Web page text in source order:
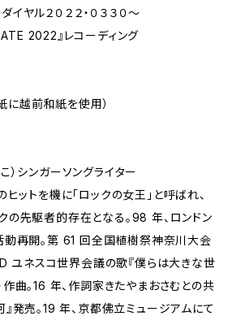
ヤル２０２２・０３３０～
2022』レコーディング
に越前和紙を使用）
）シンガーソングライター
ットを機に「ロックの女王」と呼ばれ、
の先駆者的存在となる。98 年、ロンドン
動再開。第 61 回全国植樹祭神奈川大会
ユネスコ世界会議の歌『僕らは大きな世
曲。16 年、作詞家きたやまおさむとの共
発売。19 年、京都佛立ミュージアムにて